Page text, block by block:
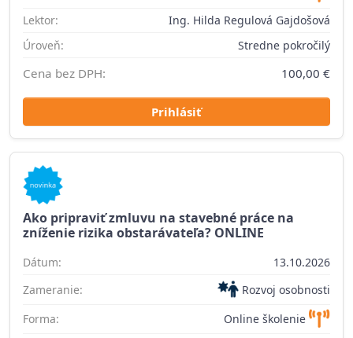
Lektor:
Ing. Hilda Regulová Gajdošová
Úroveň:
Stredne pokročilý
Cena bez DPH: 100,00 €
Prihlásiť
Ako pripraviť zmluvu na stavebné práce na
zníženie rizika obstarávateľa? ONLINE
Dátum:
13.10.2026
Zameranie:
Rozvoj osobnosti
Forma:
Online školenie